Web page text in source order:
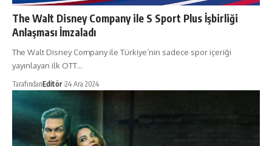
The Walt Disney Company ile S Sport Plus İşbirliği
Anlaşması İmzaladı
The Walt Disney Company ile Türkiye’nin sadece spor içeriği
yayınlayan ilk OTT…
TarafındanEditör 24 Ara 2024